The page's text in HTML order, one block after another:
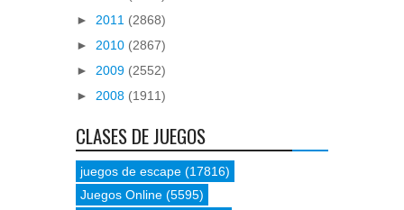
► 2011 (2868)
► 2010 (2867)
► 2009 (2552)
► 2008 (1911)
CLASES DE JUEGOS
juegos de escape (17816)
Juegos Online (5595)